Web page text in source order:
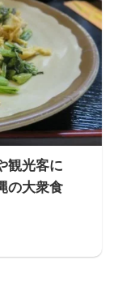
観光客に
の大衆食